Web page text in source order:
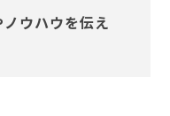
ウハウを伝え